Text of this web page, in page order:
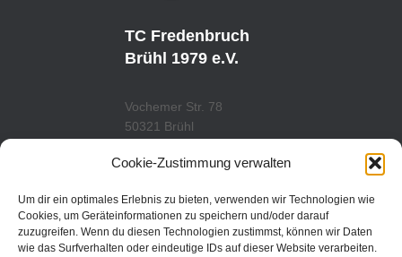
Cookie-Zustimmung verwalten
Um dir ein optimales Erlebnis zu bieten, verwenden wir Technologien wie
Cookies, um Geräteinformationen zu speichern und/oder darauf
zuzugreifen. Wenn du diesen Technologien zustimmst, können wir Daten
wie das Surfverhalten oder eindeutige IDs auf dieser Website verarbeiten.
U
B
E
A
G
R
A
TC Fredenbruch
Brühl 1979 e.V.
Vochemer Str. 78
50321 Brühl
www.tcfredenbruch.de